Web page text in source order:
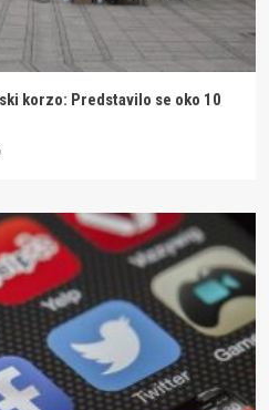
korzo: Predstavilo se oko 10